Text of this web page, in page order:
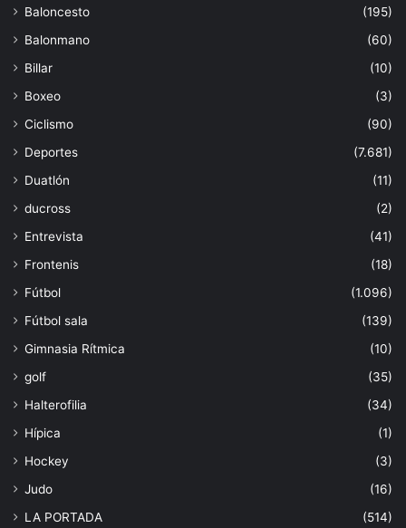
Baloncesto
(195)
Balonmano
(60)
Billar
(10)
Boxeo
(3)
Ciclismo
(90)
Deportes
(7.681)
Duatlón
(11)
ducross
(2)
Entrevista
(41)
Frontenis
(18)
Fútbol
(1.096)
Fútbol sala
(139)
Gimnasia Rítmica
(10)
golf
(35)
Halterofilia
(34)
Hípica
(1)
Hockey
(3)
Judo
(16)
LA PORTADA
(514)